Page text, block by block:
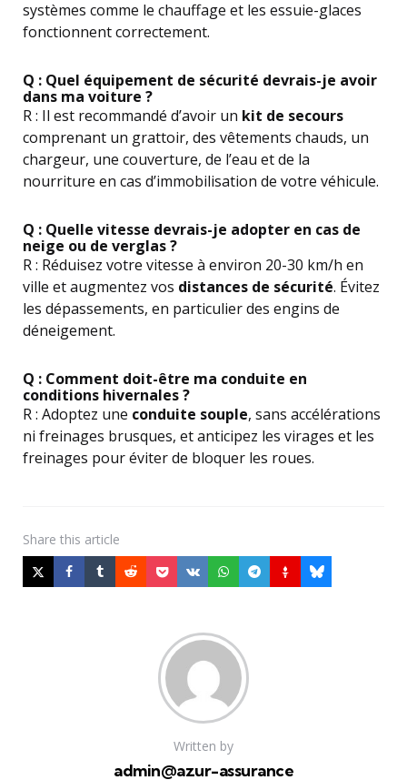
systèmes comme le chauffage et les essuie-glaces
fonctionnent correctement.
Q : Quel équipement de sécurité devrais-je avoir
dans ma voiture ?
R : Il est recommandé d’avoir un kit de secours
comprenant un grattoir, des vêtements chauds, un
chargeur, une couverture, de l’eau et de la
nourriture en cas d’immobilisation de votre véhicule.
Q : Quelle vitesse devrais-je adopter en cas de
neige ou de verglas ?
R : Réduisez votre vitesse à environ 20-30 km/h en
ville et augmentez vos distances de sécurité. Évitez
les dépassements, en particulier des engins de
déneigement.
Q : Comment doit-être ma conduite en
conditions hivernales ?
R : Adoptez une conduite souple, sans accélérations
ni freinages brusques, et anticipez les virages et les
freinages pour éviter de bloquer les roues.
Share this article
Written by
admin@azur-assurance